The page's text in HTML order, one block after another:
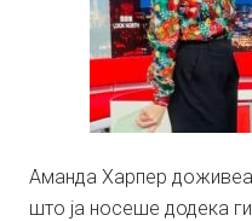
Аманда Харпер доживеа
што ја носеше додека